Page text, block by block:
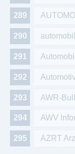
AWR-
AWV
AZRT